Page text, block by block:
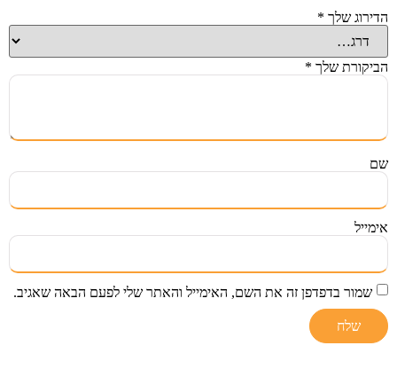
הדירוג שלך *
הביקורת שלך *
שם
אימייל
שמור בדפדפן זה את השם, האימייל והאתר שלי לפעם הבאה שאגיב.